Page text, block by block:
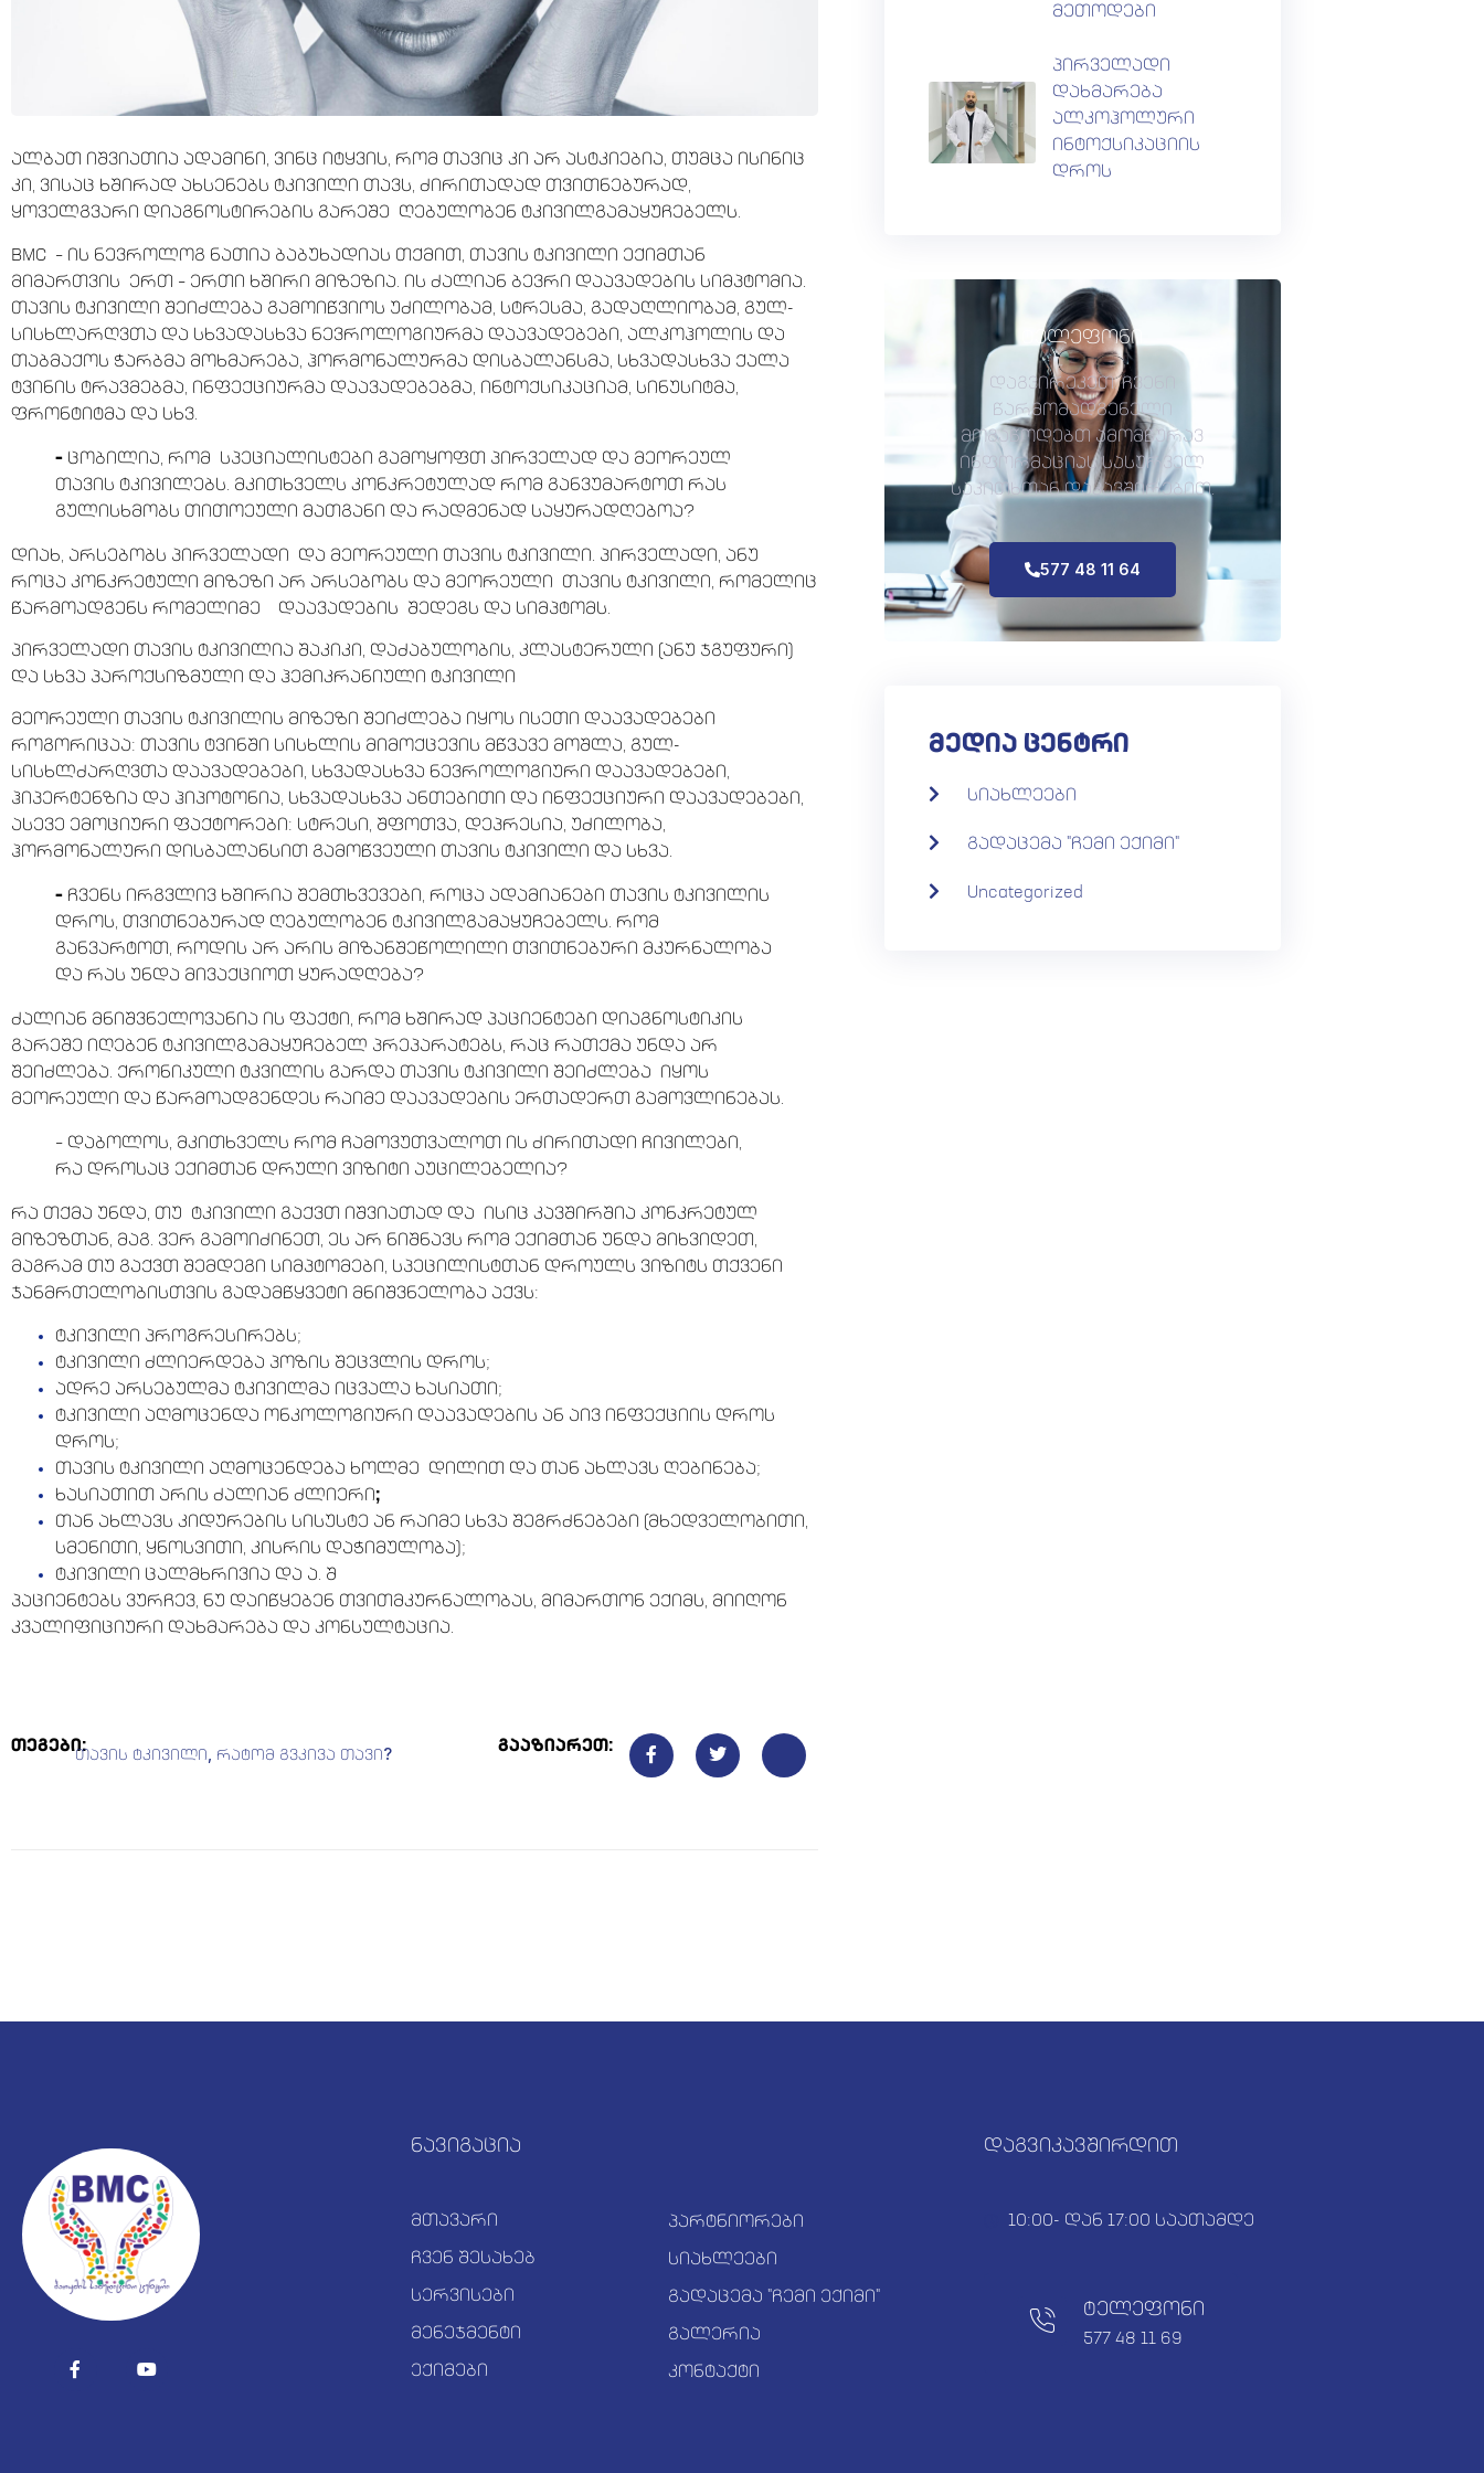
ალბათ იშვიათია ადამინი, ვინც იტყვის, რომ თავიც კი არ ასტკიებია, თუმცა ისინიც
კი, ვისაც ხშირად ახსენებს ტკივილი თავს, ძირითადად თვითნებურად,
ყოველგვარი დიაგნოსტირების გარეშე ღებულობენ ტკივილგამაყუჩებელს.
BMC – ის ნევროლოგ ნათია ბაბუხადიას თქმით, თავის ტკივილი ექიმთან
მიმართვის ერთ – ერთი ხშირი მიზეზია. ის ძალიან ბევრი დაავადების სიმპტომია.
თავის ტკივილი შეიძლება გამოიწვიოს უძილობამ, სტრესმა, გადაღლიობამ, გულ-
სისხლარღვთა და სხვადასხვა ნევროლოგიურმა დაავადებები, ალკოჰოლის და
თაბმაქოს ჭარბმა მოხმარება, ჰორმონალურმა დისბალანსმა, სხვადასხვა ქალა
ტვინის ტრავმებმა, ინფექციურმა დაავადებებმა, ინტოქსიკაციამ, სინუსიტმა,
ფრონტიტმა და სხვ.
– ცობილია, რომ სპეციალისტები გამოყოფთ პირველად და მეორეულ
თავის ტკივილებს. მკითხველს კონკრეტულად რომ განვუმარტოთ რას
გულისხმობს თითოეული მათგანი და რადმენად საყურადღებოა?
დიახ, არსებობს პირველადი და მეორეული თავის ტკივილი. პირველადი, ანუ
როცა კონკრეტული მიზეზი არ არსებობს და მეორეული თავის ტკივილი, რომელიც
წარმოადგენს რომელიმე დაავადების შედეგს და სიმპტომს.
პირველადი თავის ტკივილია შაკიკი, დაძაბულობის, კლასტერული (ანუ ჯგუფური)
და სხვა პაროქსიზმული და ჰემიკრანიული ტკივილი
მეორეული თავის ტკივილის მიზეზი შეიძლება იყოს ისეთი დაავადებები
როგორიცაა: თავის ტვინში სისხლის მიმოქცევის მწვავე მოშლა, გულ-
სისხლძარღვთა დაავადებები, სხვადასხვა ნევროლოგიური დაავადებები,
ჰიპერტენზია და ჰიპოტონია, სხვადასხვა ანთებითი და ინფექციური დაავადებები,
ასევე ემოციური ფაქტორები: სტრესი, შფოთვა, დეპრესია, უძილობა,
ჰორმონალური დისბალანსით გამოწვეული თავის ტკივილი და სხვა.
– ჩვენს ირგვლივ ხშირია შემთხვევები, როცა ადამიანები თავის ტკივილის
დროს, თვითნებურად ღებულობენ ტკივილგამაყუჩებელს. რომ
განვარტოთ, როდის არ არის მიზანშეწოლილი თვითნებური მკურნალობა
და რას უნდა მივაქციოთ ყურადღება?
ძალიან მნიშვნელოვანია ის ფაქტი, რომ ხშირად პაციენტები დიაგნოსტიკის
გარეშე იღებენ ტკივილგამაყუჩებელ პრეპარატებს, რაც რათქმა უნდა არ
შეიძლება. ქრონიკული ტკვილის გარდა თავის ტკივილი შეიძლება იყოს
მეორეული და წარმოადგენდეს რაიმე დაავადების ერთადერთ გამოვლინებას.
– დაბოლოს, მკითხველს რომ ჩამოვუთვალოთ ის ძირითადი ჩივილები,
რა დროსაც ექიმთან დრული ვიზიტი აუცილებელია?
რა თქმა უნდა, თუ ტკივილი გაქვთ იშვიათად და ისიც კავშირშია კონკრეტულ
მიზეზთან, მაგ. ვერ გამოიძინეთ, ეს არ ნიშნავს რომ ექიმთან უნდა მიხვიდეთ,
მაგრამ თუ გაქვთ შემდეგი სიმპტომები, სპეცილისტთან დროულს ვიზიტს თქვენი
ჯანმრთელობისთვის გადამწყვეტი მნიშვნელობა აქვს:
ტკივილი პროგრესირებს;
ტკივილი ძლიერდება პოზის შეცვლის დროს;
ადრე არსებულმა ტკივილმა იცვალა ხასიათი;
ტკივილი აღმოცენდა ონკოლოგიური დაავადების ან აივ ინფექციის დროს
დროს;
თავის ტკივილი აღმოცენდება ხოლმე დილით და თან ახლავს ღებინება;
ხასიათით არის ძალიან ძლიერი;
თან ახლავს კიდურების სისუსტე ან რაიმე სხვა შეგრძნებები (მხედველობითი,
სმენითი, ყნოსვითი, კისრის დაჭიმულობა);
ტკივილი ცალმხრივია და ა. შ
პაციენტებს ვურჩევ, ნუ დაიწყებენ თვითმკურნალობას, მიმართონ ექიმს, მიიღონ
კვალიფიციური დახმარება და კონსულტაცია.
თეგები:თავის ტკივილი რატომ გვკივა თავი? გააზიარეთ:
მეთოდები
პირველადი
დახმარება
ალკოჰოლური
ინტოქსიკაციის
დროს
ტელეფონი
დაგვირეკეთ. ჩვენი
წარმომადგენელი
მოგაწოდებთ ამომწურავ
ინფორმაციას სასურველ
საკითხთან დაკავშირებით.
577 48 11 64
მედია ცენტრი
სიახლეები
გადაცემა "ჩემი ექიმი"
Uncategorized
ნავიგაცია
მთავარი
ჩვენ შესახებ
სერვისები
მენეჯმენტი
ექიმები
პარტნიორები
სიახლეები
გადაცემა "ჩემი ექიმი"
გალერია
კონტაქტი
დაგვიკავშირდით
10:00- დან 17:00 საათამდე
ტელეფონი
577 48 11 69